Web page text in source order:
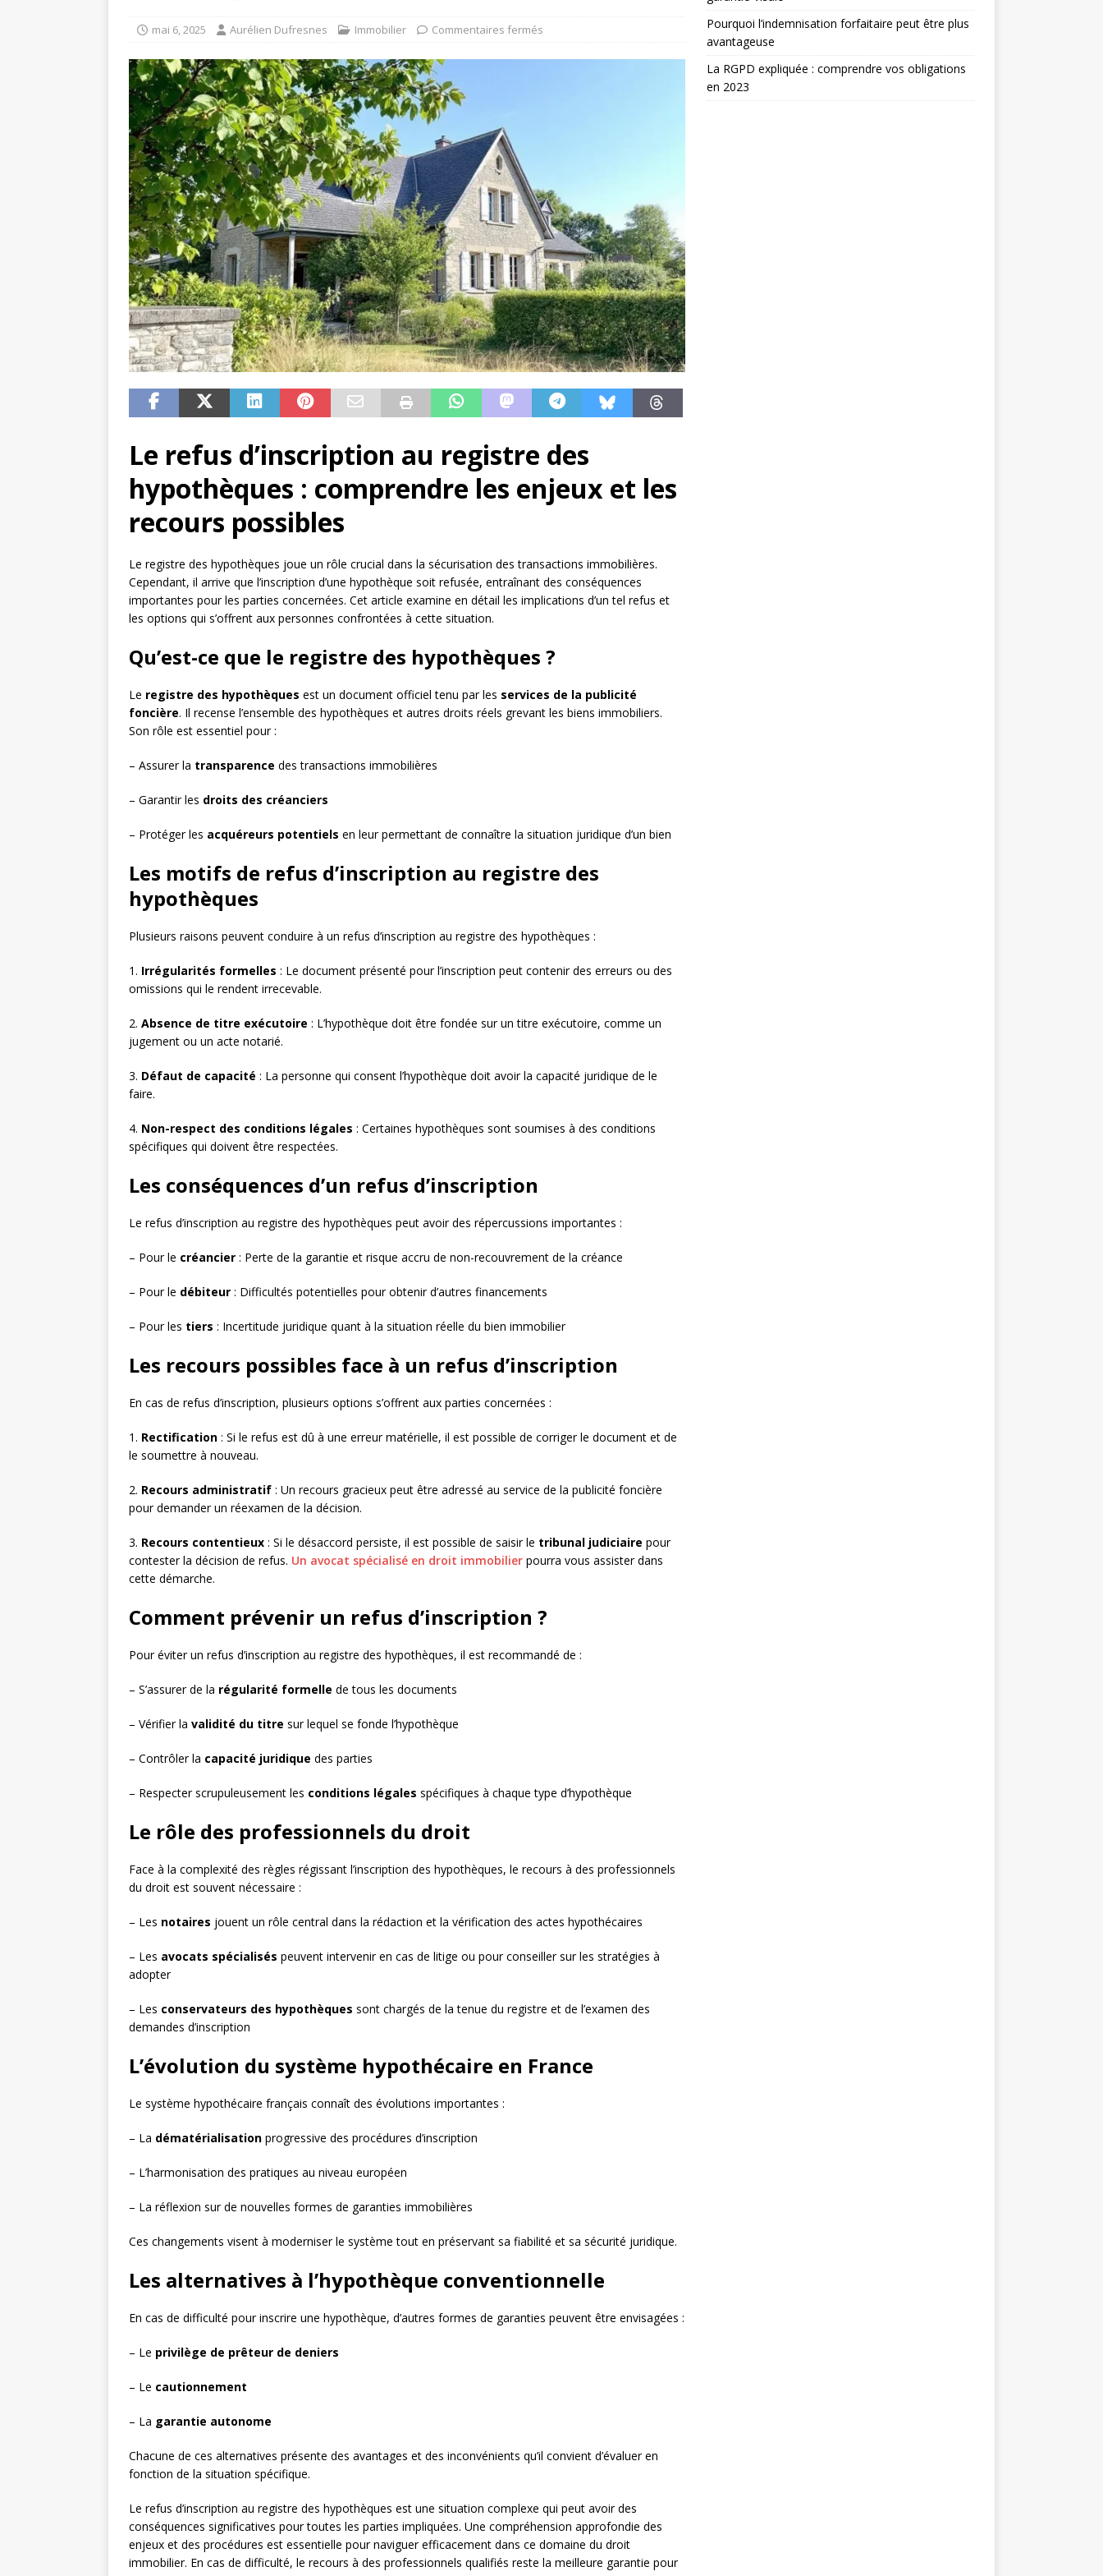
mai 6, 2025 Aurélien Dufresnes Immobilier Commentaires fermés
Le refus d’inscription au registre des
hypothèques : comprendre les enjeux et les
recours possibles
Le registre des hypothèques joue un rôle crucial dans la sécurisation des transactions immobilières.
Cependant, il arrive que l’inscription d’une hypothèque soit refusée, entraînant des conséquences
importantes pour les parties concernées. Cet article examine en détail les implications d’un tel refus et
les options qui s’offrent aux personnes confrontées à cette situation.
Qu’est-ce que le registre des hypothèques ?
Le registre des hypothèques est un document officiel tenu par les services de la publicité
foncière. Il recense l’ensemble des hypothèques et autres droits réels grevant les biens immobiliers.
Son rôle est essentiel pour :
– Assurer la transparence des transactions immobilières
– Garantir les droits des créanciers
– Protéger les acquéreurs potentiels en leur permettant de connaître la situation juridique d’un bien
Les motifs de refus d’inscription au registre des
hypothèques
Plusieurs raisons peuvent conduire à un refus d’inscription au registre des hypothèques :
1. Irrégularités formelles : Le document présenté pour l’inscription peut contenir des erreurs ou des
omissions qui le rendent irrecevable.
2. Absence de titre exécutoire : L’hypothèque doit être fondée sur un titre exécutoire, comme un
jugement ou un acte notarié.
3. Défaut de capacité : La personne qui consent l’hypothèque doit avoir la capacité juridique de le
faire.
4. Non-respect des conditions légales : Certaines hypothèques sont soumises à des conditions
spécifiques qui doivent être respectées.
Les conséquences d’un refus d’inscription
Le refus d’inscription au registre des hypothèques peut avoir des répercussions importantes :
– Pour le créancier : Perte de la garantie et risque accru de non-recouvrement de la créance
– Pour le débiteur : Difficultés potentielles pour obtenir d’autres financements
– Pour les tiers : Incertitude juridique quant à la situation réelle du bien immobilier
Les recours possibles face à un refus d’inscription
En cas de refus d’inscription, plusieurs options s’offrent aux parties concernées :
1. Rectification : Si le refus est dû à une erreur matérielle, il est possible de corriger le document et de
le soumettre à nouveau.
2. Recours administratif : Un recours gracieux peut être adressé au service de la publicité foncière
pour demander un réexamen de la décision.
3. Recours contentieux : Si le désaccord persiste, il est possible de saisir le tribunal judiciaire pour
contester la décision de refus. Un avocat spécialisé en droit immobilier pourra vous assister dans
cette démarche.
Comment prévenir un refus d’inscription ?
Pour éviter un refus d’inscription au registre des hypothèques, il est recommandé de :
– S’assurer de la régularité formelle de tous les documents
– Vérifier la validité du titre sur lequel se fonde l’hypothèque
– Contrôler la capacité juridique des parties
– Respecter scrupuleusement les conditions légales spécifiques à chaque type d’hypothèque
Le rôle des professionnels du droit
Face à la complexité des règles régissant l’inscription des hypothèques, le recours à des professionnels
du droit est souvent nécessaire :
– Les notaires jouent un rôle central dans la rédaction et la vérification des actes hypothécaires
– Les avocats spécialisés peuvent intervenir en cas de litige ou pour conseiller sur les stratégies à
adopter
– Les conservateurs des hypothèques sont chargés de la tenue du registre et de l’examen des
demandes d’inscription
L’évolution du système hypothécaire en France
Le système hypothécaire français connaît des évolutions importantes :
– La dématérialisation progressive des procédures d’inscription
– L’harmonisation des pratiques au niveau européen
– La réflexion sur de nouvelles formes de garanties immobilières
Ces changements visent à moderniser le système tout en préservant sa fiabilité et sa sécurité juridique.
Les alternatives à l’hypothèque conventionnelle
En cas de difficulté pour inscrire une hypothèque, d’autres formes de garanties peuvent être envisagées :
– Le privilège de prêteur de deniers
– Le cautionnement
– La garantie autonome
Chacune de ces alternatives présente des avantages et des inconvénients qu’il convient d’évaluer en
fonction de la situation spécifique.
Le refus d’inscription au registre des hypothèques est une situation complexe qui peut avoir des
conséquences significatives pour toutes les parties impliquées. Une compréhension approfondie des
enjeux et des procédures est essentielle pour naviguer efficacement dans ce domaine du droit
immobilier. En cas de difficulté, le recours à des professionnels qualifiés reste la meilleure garantie pour
Pourquoi l’indemnisation forfaitaire peut être plus
avantageuse
La RGPD expliquée : comprendre vos obligations
en 2023